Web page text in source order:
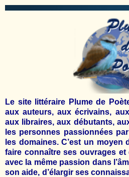
Le site littéraire Plume de
aux auteurs, aux écrivains,
aux libraires, aux débutants,
les personnes passionnées
les domaines. C’est un moyen
faire connaître ses ouvrages
avec la même passion dans
son aide, d’élargir ses